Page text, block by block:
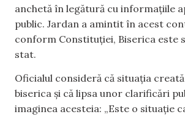
anchetă în legătură cu informațiile
public. Jardan a amintit în acest
conform Constituției, Biserica este
stat.
Oficialul consideră că situația
biserica și că lipsa unor clarificări
imaginea acesteia: „Este o situație